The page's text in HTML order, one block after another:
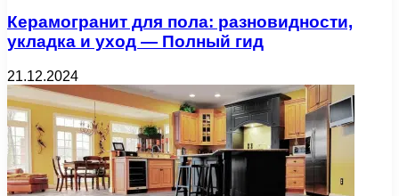
Керамогранит для пола: разновидности,
укладка и уход — Полный гид
21.12.2024